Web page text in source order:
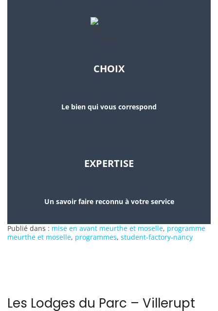
CHOIX
Le bien qui vous correspond
EXPERTISE
Un savoir faire reconnu à votre service
Publié dans : mise en avant meurthe et moselle, programme
meurthe et moselle, programmes, student-factory-nancy
Les Lodges du Parc – Villerupt